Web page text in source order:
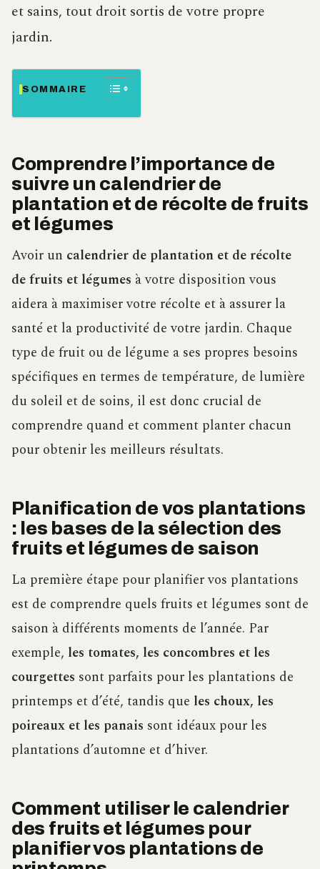
et sains, tout droit sortis de votre propre
jardin.
SOMMAIRE
Comprendre l’importance de
suivre un calendrier de
plantation et de récolte de fruits
et légumes
Avoir un calendrier de plantation et de récolte
de fruits et légumes à votre disposition vous
aidera à maximiser votre récolte et à assurer la
santé et la productivité de votre jardin. Chaque
type de fruit ou de légume a ses propres besoins
spécifiques en termes de température, de lumière
du soleil et de soins, il est donc crucial de
comprendre quand et comment planter chacun
pour obtenir les meilleurs résultats.
Planification de vos plantations
: les bases de la sélection des
fruits et légumes de saison
La première étape pour planifier vos plantations
est de comprendre quels fruits et légumes sont de
saison à différents moments de l’année. Par
exemple, les tomates, les concombres et les
courgettes sont parfaits pour les plantations de
printemps et d’été, tandis que les choux, les
poireaux et les panais sont idéaux pour les
plantations d’automne et d’hiver.
Comment utiliser le calendrier
des fruits et légumes pour
planifier vos plantations de